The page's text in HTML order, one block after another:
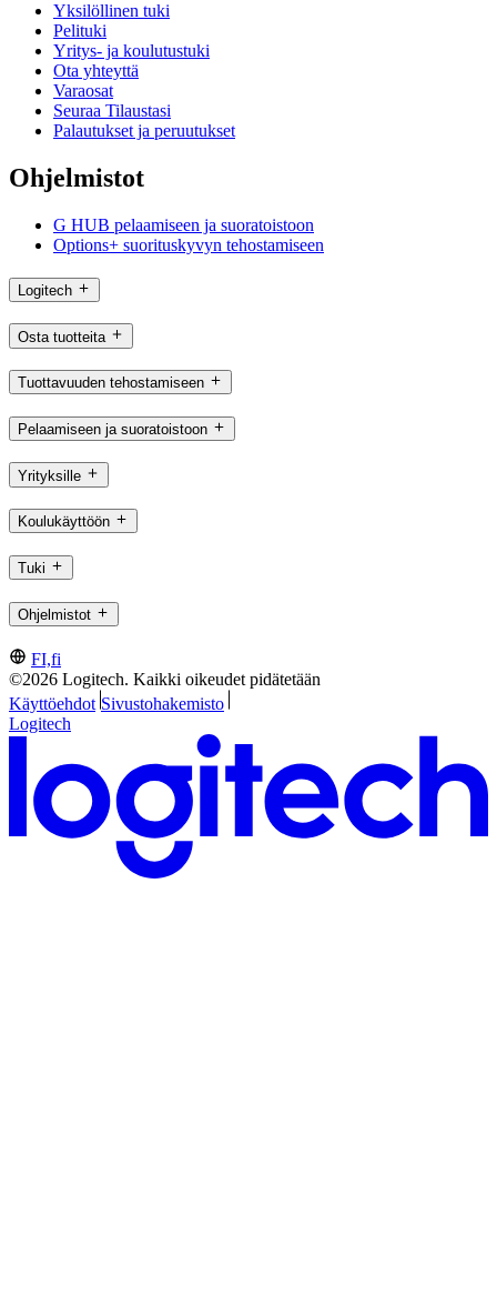
Yksilöllinen tuki
Pelituki
Yritys- ja koulutustuki
Ota yhteyttä
Varaosat
Seuraa Tilaustasi
Palautukset ja peruutukset
Ohjelmistot
G HUB pelaamiseen ja suoratoistoon
Options+ suorituskyvyn tehostamiseen
Logitech
Osta tuotteita
Tuottavuuden tehostamiseen
Pelaamiseen ja suoratoistoon
Yrityksille
Koulukäyttöön
Tuki
Ohjelmistot
FI,fi
©2026 Logitech. Kaikki oikeudet pidätetään
Käyttöehdot Sivustohakemisto
Logitech